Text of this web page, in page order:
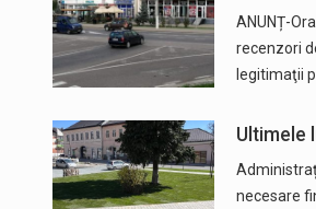
ANUNȚ-
recenzori
legitimaţii
Ultimele
necesare